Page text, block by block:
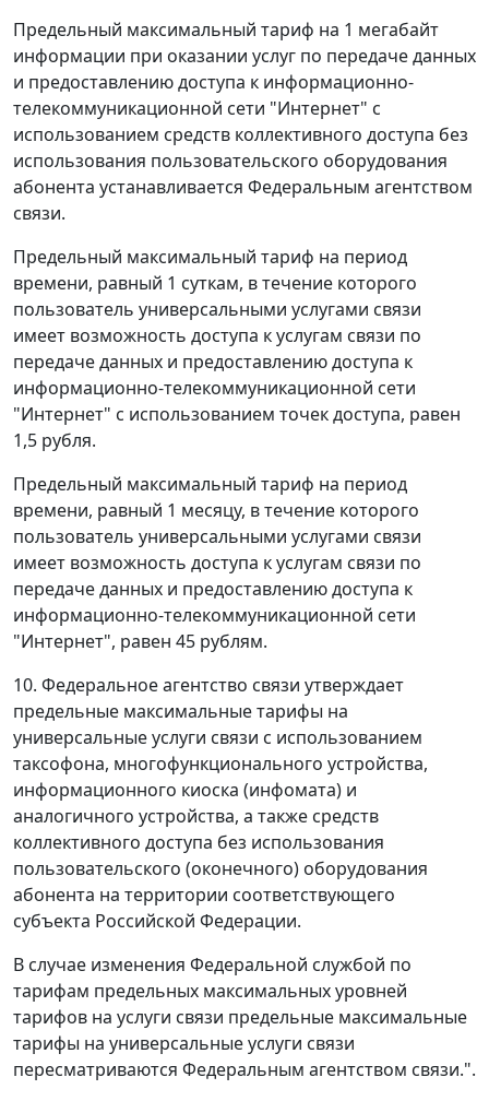
Предельный максимальный тариф на 1 мегабайт
информации при оказании услуг по передаче данных
и предоставлению доступа к информационно-
телекоммуникационной сети "Интернет" с
использованием средств коллективного доступа без
использования пользовательского оборудования
абонента устанавливается Федеральным агентством
связи.
Предельный максимальный тариф на период
времени, равный 1 суткам, в течение которого
пользователь универсальными услугами связи
имеет возможность доступа к услугам связи по
передаче данных и предоставлению доступа к
информационно-телекоммуникационной сети
"Интернет" с использованием точек доступа, равен
1,5 рубля.
Предельный максимальный тариф на период
времени, равный 1 месяцу, в течение которого
пользователь универсальными услугами связи
имеет возможность доступа к услугам связи по
передаче данных и предоставлению доступа к
информационно-телекоммуникационной сети
"Интернет", равен 45 рублям.
10. Федеральное агентство связи утверждает
предельные максимальные тарифы на
универсальные услуги связи с использованием
таксофона, многофункционального устройства,
информационного киоска (инфомата) и
аналогичного устройства, а также средств
коллективного доступа без использования
пользовательского (оконечного) оборудования
абонента на территории соответствующего
субъекта Российской Федерации.
В случае изменения Федеральной службой по
тарифам предельных максимальных уровней
тарифов на услуги связи предельные максимальные
тарифы на универсальные услуги связи
пересматриваются Федеральным агентством связи.".